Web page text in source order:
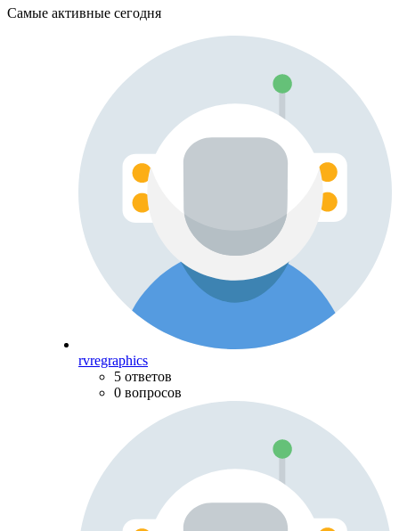
Самые активные сегодня
rvregraphics
5 ответов
0 вопросов